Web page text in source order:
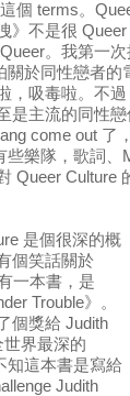
個 terms。
》不是很
。我第一
關於同性戀者
，吸毒啦。不
是主流的同性
come out 了
些樂隊，歌詞
Queer Culture
是個很深的概
個笑話關於
一本書，是
Trouble》。
個獎給 Judith
世界最深的
知這本書是寫給
Judith